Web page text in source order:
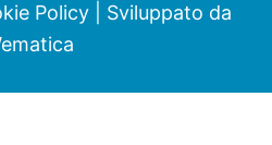
Policy| Sviluppato da